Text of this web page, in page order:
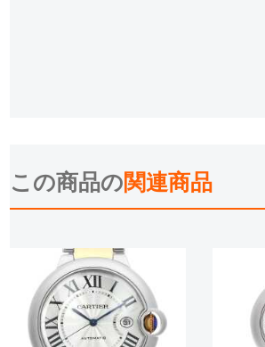
この商品の関連商品